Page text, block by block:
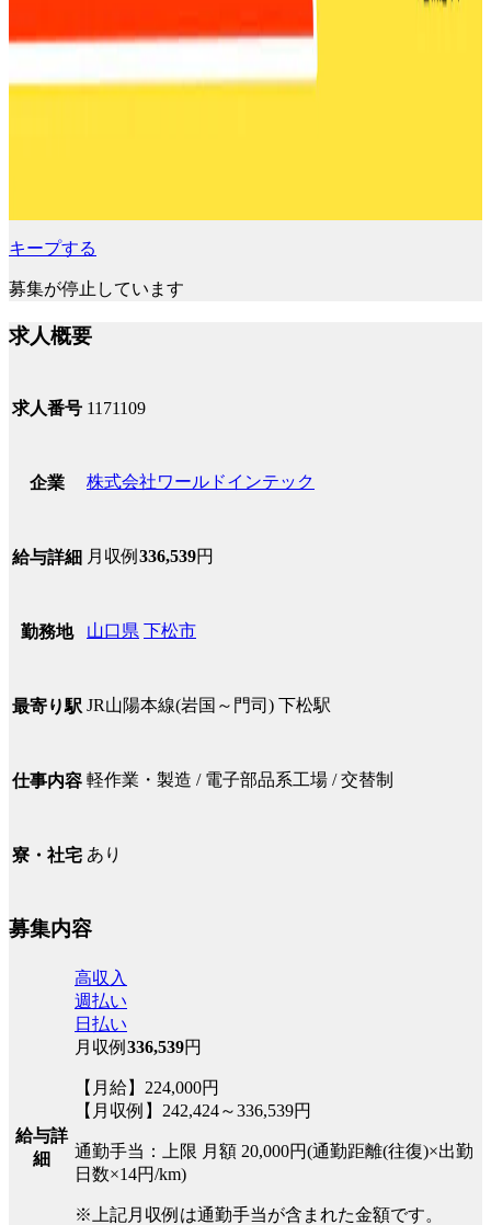
キープする
募集が停止しています
求人概要
求人番号 1171109
企業 株式会社ワールドインテック
給与詳細 月収例 336,539円
勤務地 山口県 下松市
最寄り駅 JR山陽本線(岩国～門司) 下松駅
仕事内容 軽作業・製造 / 電子部品系工場 / 交替制
寮・社宅 あり
募集内容
給与詳
細
高収入
週払い
日払い
月収例 336,539円
【月給】224,000円
【月収例】242,424～336,539円
通勤手当：上限 月額 20,000円(通勤距離(往復)×出勤
日数×14円/km)
※上記月収例は通勤手当が含まれた金額です。